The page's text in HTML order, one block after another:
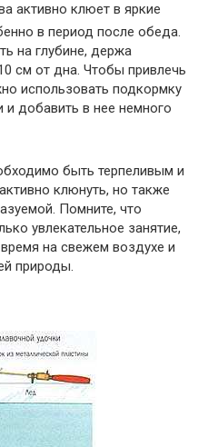
активно клюет в яркие
в период после обеда.
на глубине, держа
см от дна. Чтобы привлечь
использовать подкормку
и добавить в нее немного
быть терпеливым и
клюнуть, но также
Помните, что
увлекательное занятие,
на свежем воздухе и
природы.